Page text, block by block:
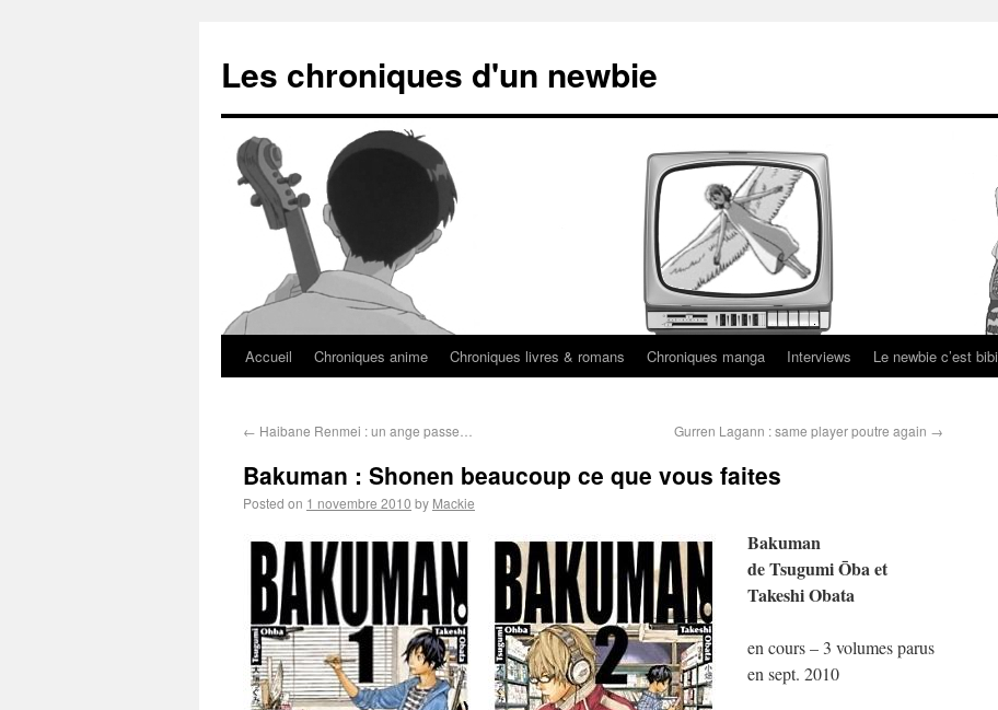
Les chroniques d'un newbie
Accueil Chroniques anime Chroniques livres & romans Chroniques manga Interviews Le newbie c’est bibi
← Haibane Renmei : un ange passe… Gurren Lagann : same player poutre again →
Bakuman : Shonen beaucoup ce que vous faites
Posted on 1 novembre 2010 by Mackie
Bakuman
de Tsugumi Ōba et
Takeshi Obata
en cours – 3 volumes parus
en sept. 2010